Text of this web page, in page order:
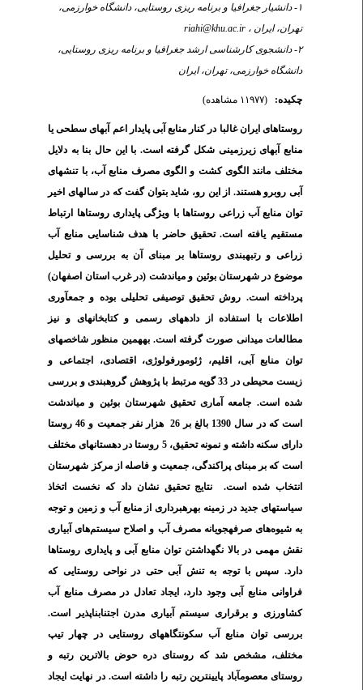
۱- دانشیار جغرافیا و برنامه ریزی روستایی، دانشگاه خوارزمی،
تهران، ایران ،riahi@khu.ac.ir
۲- دانشجوی کارشناسی ارشد جغرافیا و برنامه ریزی روستایی،
دانشگاه خوارزمی، تهران، ایران
چکیده: (۱۱۹۷۷ مشاهده)
روستاهای ایران غالبا در کنار منابع آبی پایدار اعم آب­های سطحی یا
منابع آب­های زیرزمینی شکل گرفته است. با این حال بنا به دلایل
مختلف مانند الگوی کشت و الگوی مصرف منابع آب، با تنش­های
آبی روبرو هستند. از این رو، شاید بتوان گفت که در سال­های اخیر
توان منابع آب زراعی روستاها با ویژگی پایداری روستاها ارتباط
مستقیم یافته است. تحقیق حاضر با هدف شناسایی منابع آب
زراعی و رتبه­بندی روستاها بر مبنای آن به بررسی و تحلیل
موضوع در شهرستان بوئین و میاندشت (در غرب استان اصفهان)
پرداخته است. روش تحقیق توصیفی تحلیلی بوده و جمع­آوری
اطلاعات با استفاده از داده­های رسمی و کتابخانه­ای و نیز
مطالعات میدانی صورت گرفته است. به­همین منظور شاخص­های
توان منابع آبی، اقلیم، ژئومورفولوژی، اقتصادی، اجتماعی و
زیست محیطی در 33 گویه مرتبط با پژوهش گروه­بندی و بررسی
شده است. جامعه آماری تحقیق شهرستان بوئین و میاندشت
است که در سال 1390 بالغ بر 26 هزار نفر جمعیت و 46 روستا
دارای سکنه داشته و نمونه تحقیق، 5 روستا در دهستان­های مختلف
است که بر مبنای پراکندگی، جمعیت و فاصله از مرکز شهرستان
انتخاب شده است. نتایج تحقیق نشان داد که نخست اتخاذ
سیاست­های جدید در زمینه بهره­برداری از منابع آب و زمین و توجه
به شیوههای صرفه‏جویانه مصرف آب و اصلاح سیستمهای آبیاری
نقش مهمی در بالا نگهداشتن توان منابع آبی و پایداری روستاها
دارد. سپس با توجه به تنش آبی حتی در نواحی روستایی که
فراوانی منابع آبی وجود دارد، ایجاد تعادل در مصرف منابع آب
کشاورزی و برقراری سیستم آبیاری مدرن اجتناب­­ناپذیر است.
بررسی توان منابع آب سکونتگاه­های روستایی در چهار تیپ
مختلف، مشخص شد که روستای دره حوض بالاترین رتبه و
روستای معصوم­آباد پایین­ترین رتبه را داشته است. در نهایت ایجاد